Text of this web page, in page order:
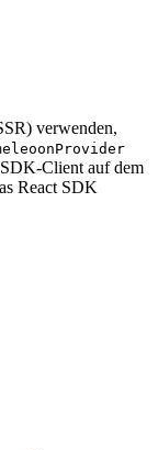
verwenden,
Client auf dem
React SDK